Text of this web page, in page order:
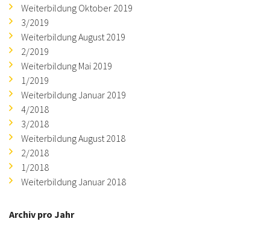
Weiterbildung Oktober 2019
3/2019
Weiterbildung August 2019
2/2019
Weiterbildung Mai 2019
1/2019
Weiterbildung Januar 2019
4/2018
3/2018
Weiterbildung August 2018
2/2018
1/2018
Weiterbildung Januar 2018
Archiv pro Jahr